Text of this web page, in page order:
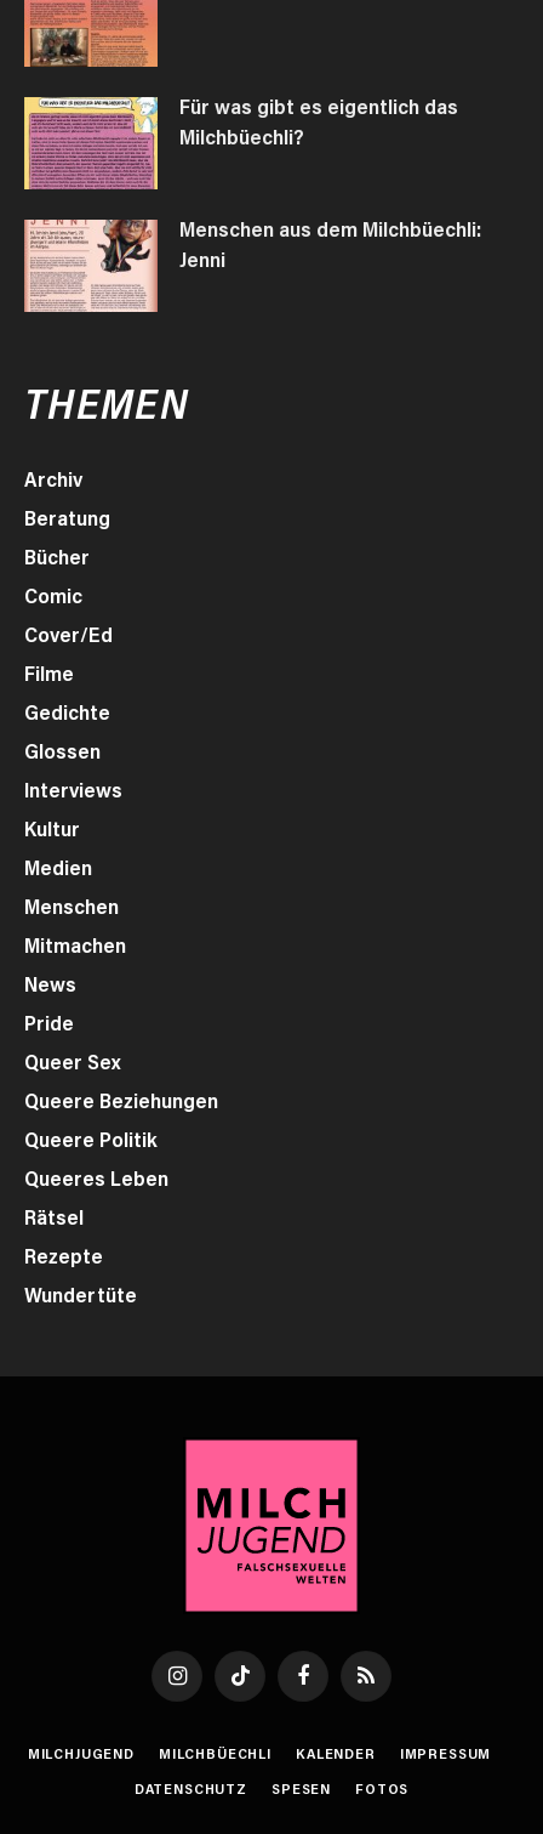
Für was gibt es eigentlich das
Milchbüechli?
Menschen aus dem Milchbüechli:
Jenni
THEMEN
Archiv
Beratung
Bücher
Comic
Cover/Ed
Filme
Gedichte
Glossen
Interviews
Kultur
Medien
Menschen
Mitmachen
News
Pride
Queer Sex
Queere Beziehungen
Queere Politik
Queeres Leben
Rätsel
Rezepte
Wundertüte
InstagramTikTok FacebookRSS
MILCHJUGEND MILCHBÜECHLI KALENDER
IMPRESSUM
DATENSCHUTZ
SPESEN FOTOS